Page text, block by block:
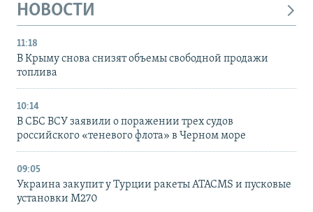
НОВОСТИ
11:18
В Крыму снова снизят объемы свободной продажи
топлива
10:14
В СБС ВСУ заявили о поражении трех судов
российского «теневого флота» в Черном море
09:05
Украина закупит у Турции ракеты ATACMS и пусковые
установки M270